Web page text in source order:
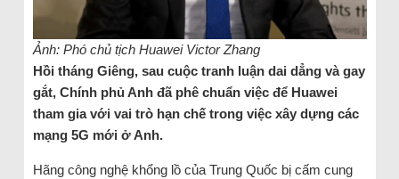
Ảnh: Phó chủ tịch Huawei Victor Zhang
Hồi tháng Giêng, sau cuộc tranh luận dai dẳng và gay
gắt, Chính phủ Anh đã phê chuẩn việc để Huawei
tham gia với vai trò hạn chế trong việc xây dựng các
mạng 5G mới ở Anh.
Hãng công nghệ khổng lồ của Trung Quốc bị cấm cung